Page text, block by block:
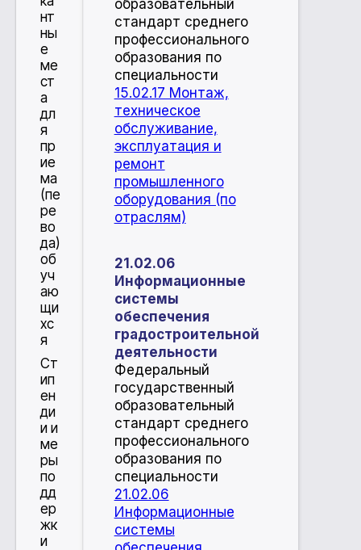
нт
ны
е
ме
ст
а
дл
я
пр
ие
ма
(пе
ре
во
да)
об
уч
аю
щи
хс
я
Ст
ип
ен
ди
и и
ме
ры
по
дд
ер
жк
и
образовательный
стандарт среднего
профессионального
образования по
специальности
15.02.17 Монтаж,
техническое
обслуживание,
эксплуатация и
ремонт
промышленного
оборудования (по
отраслям)
21.02.06
Информационные
системы
обеспечения
градостроительной
деятельности
Федеральный
государственный
образовательный
стандарт среднего
профессионального
образования по
специальности
21.02.06
Информационные
системы